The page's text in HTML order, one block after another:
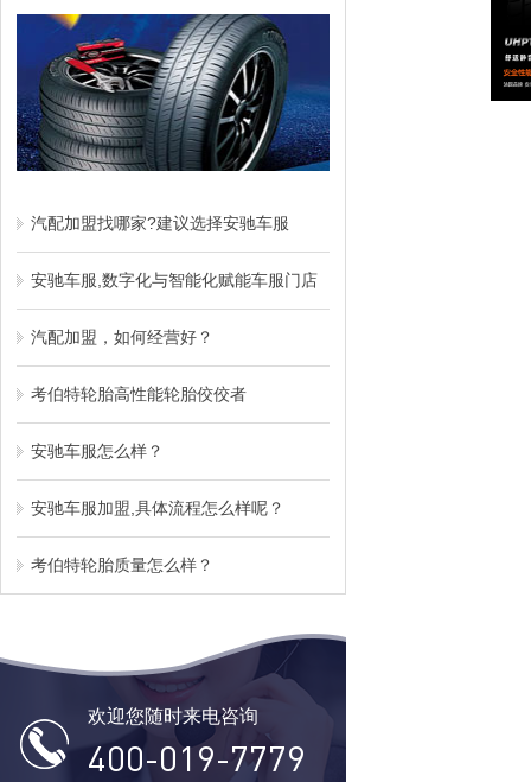
汽配加盟找哪家?建议选择安驰车服
安驰车服,数字化与智能化赋能车服门店
汽配加盟，如何经营好？
考伯特轮胎高性能轮胎佼佼者
安驰车服怎么样？
安驰车服加盟,具体流程怎么样呢？
考伯特轮胎质量怎么样？
欢迎您随时来电咨询
400-019-7779